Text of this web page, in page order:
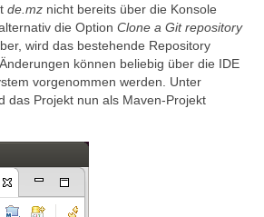
de.mz nicht bereits über die Konsole
die Option Clone a Git repository
wird das bestehende Repository
können beliebig über die IDE
vorgenommen werden. Unter
das Projekt nun als Maven-Projekt